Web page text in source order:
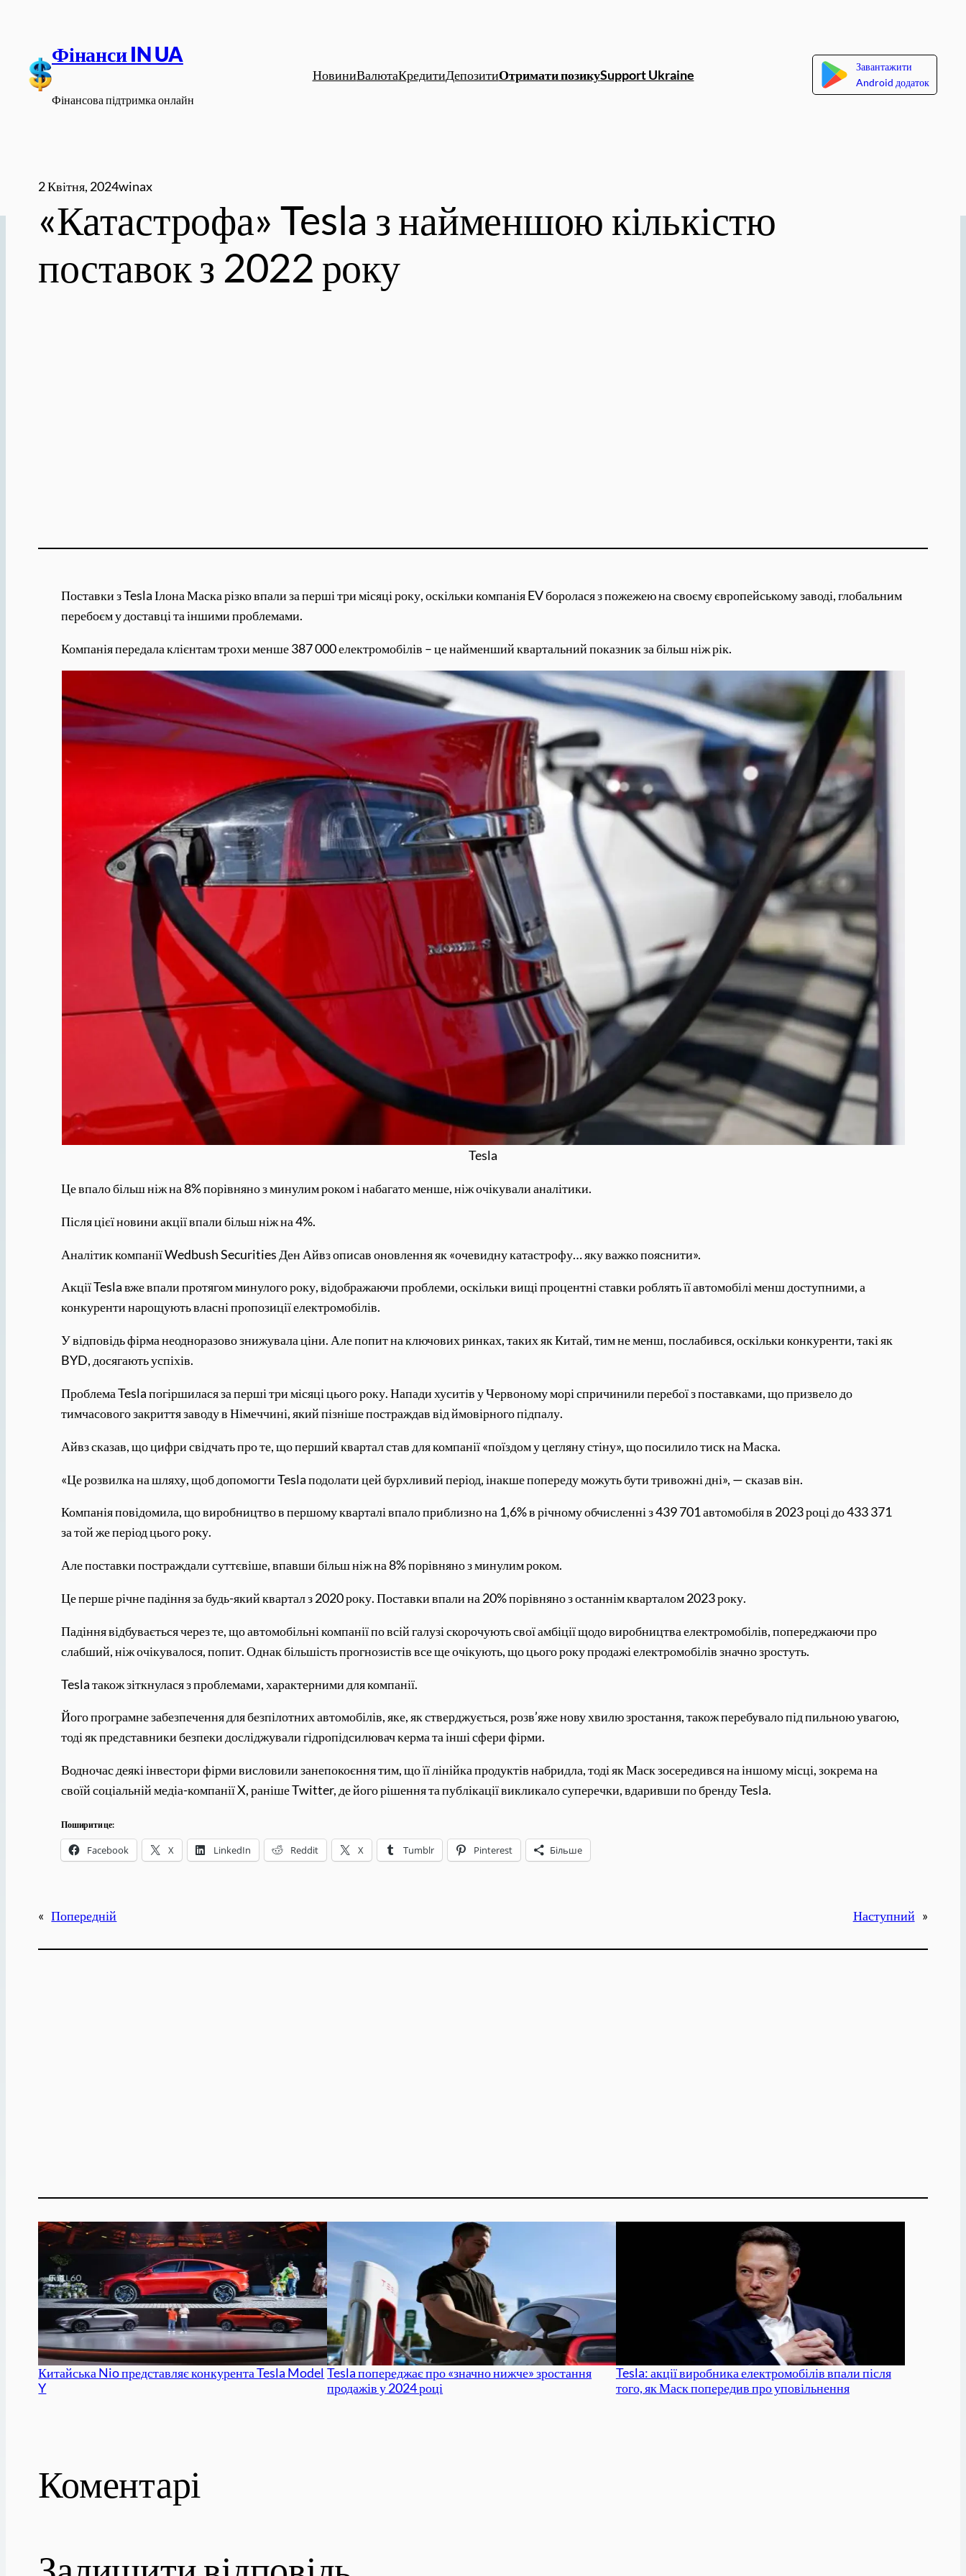
вмісту
Фінанси IN UA
Фінансова підтримка онлайн
НовиниВалютаКредитиДепозитиОтримати позикуSupport Ukraine
Завантажити
Android додаток
2 Квітня, 2024winax
«Катастрофа» Tesla з найменшою кількістю
поставок з 2022 року
Поставки з Tesla Ілона Маска різко впали за перші три місяці року, оскільки компанія EV боролася з пожежею на своєму європейському заводі, глобальним
перебоєм у доставці та іншими проблемами.
Компанія передала клієнтам трохи менше 387 000 електромобілів – це найменший квартальний показник за більш ніж рік.
Tesla
Це впало більш ніж на 8% порівняно з минулим роком і набагато менше, ніж очікували аналітики.
Після цієї новини акції впали більш ніж на 4%.
Аналітик компанії Wedbush Securities Ден Айвз описав оновлення як «очевидну катастрофу… яку важко пояснити».
Акції Tesla вже впали протягом минулого року, відображаючи проблеми, оскільки вищі процентні ставки роблять її автомобілі менш доступними, а
конкуренти нарощують власні пропозиції електромобілів.
У відповідь фірма неодноразово знижувала ціни. Але попит на ключових ринках, таких як Китай, тим не менш, послабився, оскільки конкуренти, такі як
BYD, досягають успіхів.
Проблема Tesla погіршилася за перші три місяці цього року. Напади хуситів у Червоному морі спричинили перебої з поставками, що призвело до
тимчасового закриття заводу в Німеччині, який пізніше постраждав від ймовірного підпалу.
Айвз сказав, що цифри свідчать про те, що перший квартал став для компанії «поїздом у цегляну стіну», що посилило тиск на Маска.
«Це розвилка на шляху, щоб допомогти Tesla подолати цей бурхливий період, інакше попереду можуть бути тривожні дні», — сказав він.
Компанія повідомила, що виробництво в першому кварталі впало приблизно на 1,6% в річному обчисленні з 439 701 автомобіля в 2023 році до 433 371
за той же період цього року.
Але поставки постраждали суттєвіше, впавши більш ніж на 8% порівняно з минулим роком.
Це перше річне падіння за будь-який квартал з 2020 року. Поставки впали на 20% порівняно з останнім кварталом 2023 року.
Падіння відбувається через те, що автомобільні компанії по всій галузі скорочують свої амбіції щодо виробництва електромобілів, попереджаючи про
слабший, ніж очікувалося, попит. Однак більшість прогнозистів все ще очікують, що цього року продажі електромобілів значно зростуть.
Tesla також зіткнулася з проблемами, характерними для компанії.
Його програмне забезпечення для безпілотних автомобілів, яке, як стверджується, розв’яже нову хвилю зростання, також перебувало під пильною увагою,
тоді як представники безпеки досліджували гідропідсилювач керма та інші сфери фірми.
Водночас деякі інвестори фірми висловили занепокоєння тим, що її лінійка продуктів набридла, тоді як Маск зосередився на іншому місці, зокрема на
своїй соціальній медіа-компанії X, раніше Twitter, де його рішення та публікації викликало суперечки, вдаривши по бренду Tesla.
Поширити це:
Facebook X LinkedIn Reddit X Tumblr Pinterest Більше
« Попередній Наступний »
Китайська Nio представляє конкурента Tesla Model
Y
Tesla попереджає про «значно нижче» зростання
продажів у 2024 році
Tesla: акції виробника електромобілів впали після
того, як Маск попередив про уповільнення
Коментарі